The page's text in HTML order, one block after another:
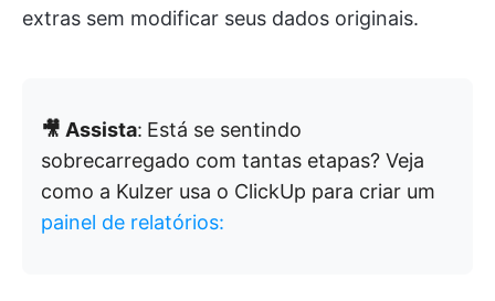
extras sem modificar seus dados originais.
🎥 Assista: Está se sentindo
sobrecarregado com tantas etapas? Veja
como a Kulzer usa o ClickUp para criar um
painel de relatórios: